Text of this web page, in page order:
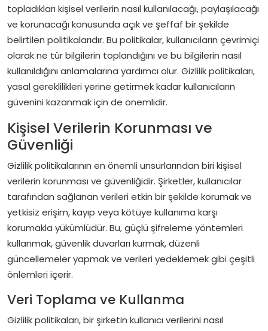
Kurumsal
Hakkımızda
Bize Ulaşın
topladıkları kişisel verilerin nasıl kullanılacağı, paylaşılacağı
ve korunacağı konusunda açık ve şeffaf bir şekilde
belirtilen politikalarıdır. Bu politikalar, kullanıcıların çevrimiçi
olarak ne tür bilgilerin toplandığını ve bu bilgilerin nasıl
kullanıldığını anlamalarına yardımcı olur. Gizlilik politikaları,
yasal gereklilikleri yerine getirmek kadar kullanıcıların
güvenini kazanmak için de önemlidir.
Kişisel Verilerin Korunması ve
Güvenliği
Gizlilik politikalarının en önemli unsurlarından biri kişisel
verilerin korunması ve güvenliğidir. Şirketler, kullanıcılar
tarafından sağlanan verileri etkin bir şekilde korumak ve
yetkisiz erişim, kayıp veya kötüye kullanıma karşı
korumakla yükümlüdür. Bu, güçlü şifreleme yöntemleri
kullanmak, güvenlik duvarları kurmak, düzenli
güncellemeler yapmak ve verileri yedeklemek gibi çeşitli
önlemleri içerir.
Veri Toplama ve Kullanma
Gizlilik politikaları, bir şirketin kullanıcı verilerini nasıl